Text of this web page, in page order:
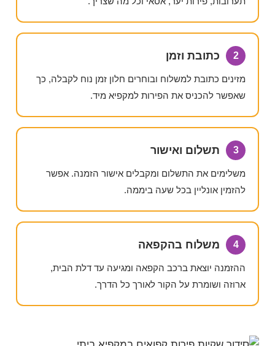
2 כתובת וזמן
מזינים כתובת למשלוח ובוחרים חלון זמן נוח לקבלה, כך
שאפשר להכניס את הפירות למקפיא מיד.
3 תשלום ואישור
משלימים את התשלום ומקבלים אישור הזמנה. אפשר
להזמין אונליין בכל שעה ביממה.
4 משלוח בהקפאה
ההזמנה יוצאת ברכב הקפאה ומגיעה עד דלת הבית,
ארוזה ושומרת על הקור לאורך כל הדרך.